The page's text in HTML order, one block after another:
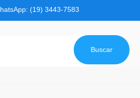
(19) 3443-7583
Buscar